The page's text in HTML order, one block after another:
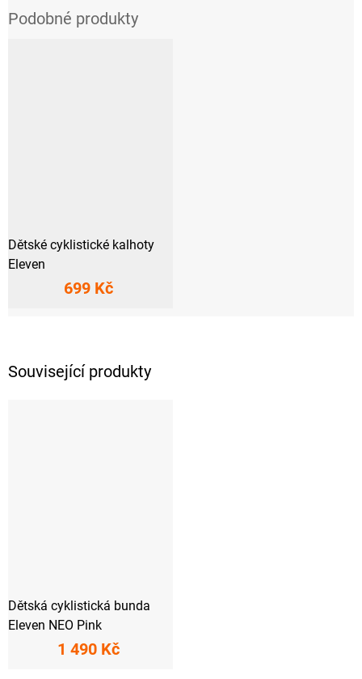
Související produkty
Dětská cyklistická bunda
Eleven NEO Pink
1 490 Kč
Dětské cyklistické kalhoty
Eleven
699 Kč